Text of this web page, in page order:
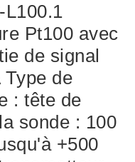
L100.1
Pt100 avec
de signal
de
: tête de
sonde : 100
+500